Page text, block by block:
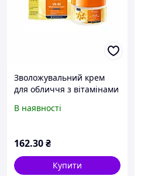
Зволожувальний крем
для обличчя з вітамінами
E+B5 Moisturizing Cream
В наявності
162.30₴
Купити